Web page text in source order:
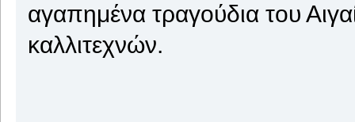
αγαπημένα τραγούδια του
καλλιτεχνών.